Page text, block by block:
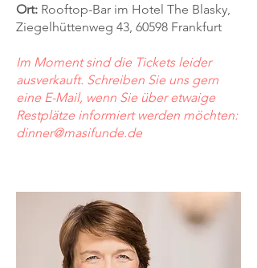
Ort: Rooftop-Bar im Hotel The Blasky,
Ziegelhüttenweg 43, 60598 Frankfurt
Im Moment sind die Tickets leider
ausverkauft. Schreiben Sie uns gern
eine E-Mail, wenn Sie über etwaige
Restplätze informiert werden möchten:
dinner@masifunde.de